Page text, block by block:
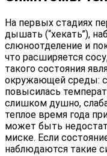
На первых стадиях
дышать (“хекать”),
слюноотделение и
что расширяется
такого состояния
окружающей среды:
повысилась
слишком душно,
теплое время года
может быть
миске. Если
наблюдаются такие